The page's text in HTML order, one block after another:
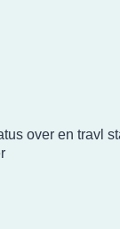
over en travl